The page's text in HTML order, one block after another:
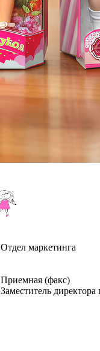
Отдел маркетинга
Приемная (факс)
Заместитель